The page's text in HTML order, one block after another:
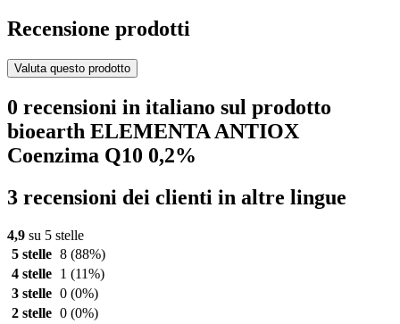
Recensione prodotti
Valuta questo prodotto
0 recensioni in italiano sul prodotto
bioearth ELEMENTA ANTIOX
Coenzima Q10 0,2%
3 recensioni dei clienti in altre lingue
4,9 su 5 stelle
5 stelle 8 (88%)
4 stelle
1 (11%)
3 stelle 0 (0%)
2 stelle 0 (0%)